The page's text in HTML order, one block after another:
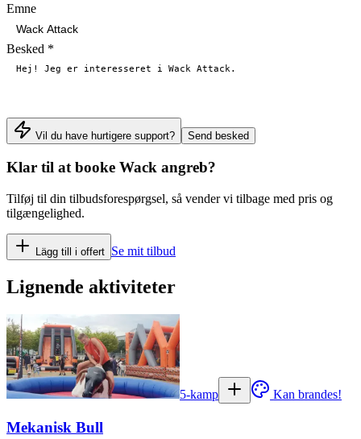
Emne
Besked *
Vil du have hurtigere support? Send besked
Klar til at booke Wack angreb?
Tilføj til din tilbudsforespørgsel, så vender vi tilbage med pris og
tilgængelighed.
Lägg till i offert Se mit tilbud
Lignende aktiviteter
5-kamp Kan brandes!
Mekanisk Bull